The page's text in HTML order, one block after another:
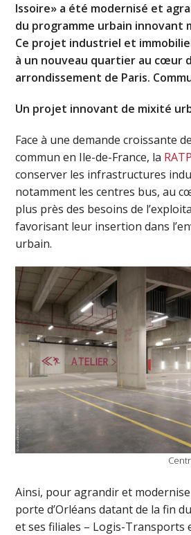
Issoire» a été modernisé et
du programme urbain innovant
Ce projet industriel et
à un nouveau quartier au cœur
arrondissement de Paris.
Un projet innovant de mixité
Face à une demande croissante
commun en Ile-de-France, la RATP
conserver les infrastructures
notamment les centres bus, au
plus près des besoins de
favorisant leur insertion dans
urbain.
Ainsi, pour agrandir et
porte d’Orléans datant de la fin
et ses filiales – Logis-Transports